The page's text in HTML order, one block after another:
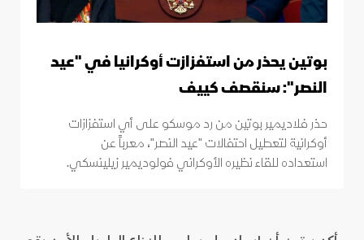
بوتين يحذر من استفزازت أوكرانيا في "عيد
النصر": سنقصف كييف
حذر فلاديمير بوتين من رد موسكو على أي استفزازات
أوكرانية لتعطيل احتفالات "عيد النصر"، معرباً عن
استعداده للقاء نظيره الأوكراني فولوديمير زيلينسكي.